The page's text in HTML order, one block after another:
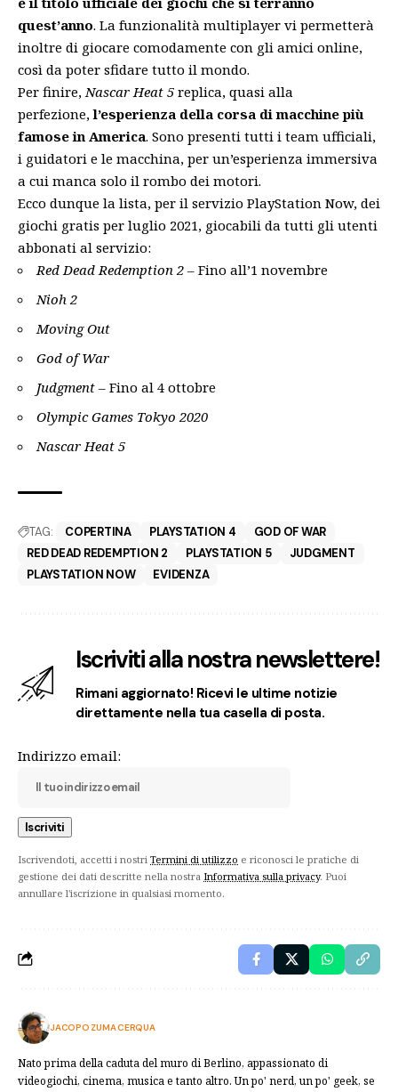
quest’anno. La funzionalità multiplayer vi permetterà
inoltre di giocare comodamente con gli amici online,
così da poter sfidare tutto il mondo.
Per finire, Nascar Heat 5 replica, quasi alla
perfezione,l’esperienza della corsa di macchine più
famose in America. Sono presenti tutti i team ufficiali,
i guidatori e le macchina, per un’esperienza immersiva
a cui manca solo il rombo dei motori.
Ecco dunque la lista, per il servizio PlayStation Now, dei
giochi gratis per luglio 2021, giocabili da tutti gli utenti
abbonati al servizio:
Red Dead Redemption 2 – Fino all’1 novembre
Nioh 2
Moving Out
God of War
Judgment – Fino al 4 ottobre
Olympic Games Tokyo 2020
Nascar Heat 5
TAG: COPERTINA PLAYSTATION 4
GOD OF WAR
RED DEAD REDEMPTION 2
PLAYSTATION 5
JUDGMENT
PLAYSTATION NOW
EVIDENZA
Iscriviti alla nostra newslettere!
Rimani aggiornato! Ricevi le ultime notizie
direttamente nella tua casella di posta.
Indirizzo email:
Iscrivendoti, accetti i nostri Termini di utilizzo e riconosci le pratiche di
gestione dei dati descritte nella nostra Informativa sulla privacy. Puoi
annullare l'iscrizione in qualsiasi momento.
JACOPO ZUMA CERQUA
Nato prima della caduta del muro di Berlino, appassionato di
videogiochi, cinema, musica e tanto altro. Un po' nerd, un po' geek, se